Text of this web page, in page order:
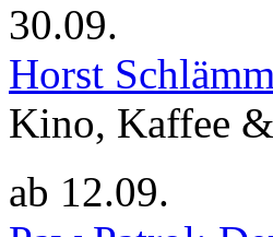
30.09.
Horst
Kino, Kaffee
ab 12.09.